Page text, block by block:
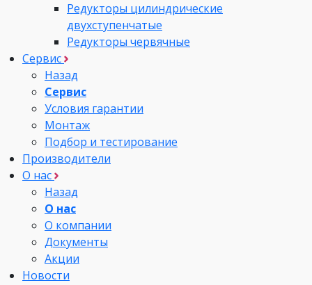
Редукторы цилиндрические
двухступенчатые
Редукторы червячные
Сервис
Назад
Сервис
Условия гарантии
Монтаж
Подбор и тестирование
Производители
О нас
Назад
О нас
О компании
Документы
Акции
Новости